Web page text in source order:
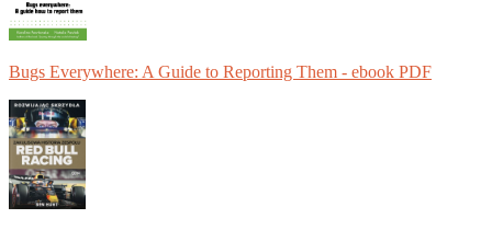
Bugs Everywhere: A Guide to Reporting Them - ebook PDF